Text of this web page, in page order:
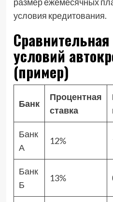
условия кредитования.
условий
(пример)
Банк
Процентная
ставка
Банк
А
12%
Банк
Б
13%